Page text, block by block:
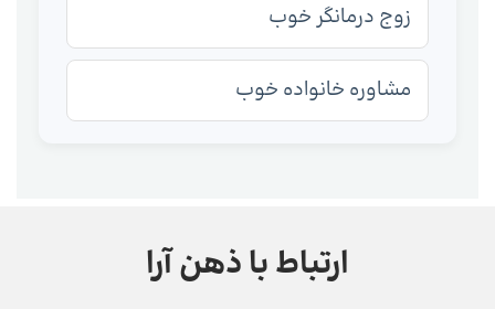
زوج درمانگر خوب
مشاوره خانواده خوب
ارتباط با ذهن آرا